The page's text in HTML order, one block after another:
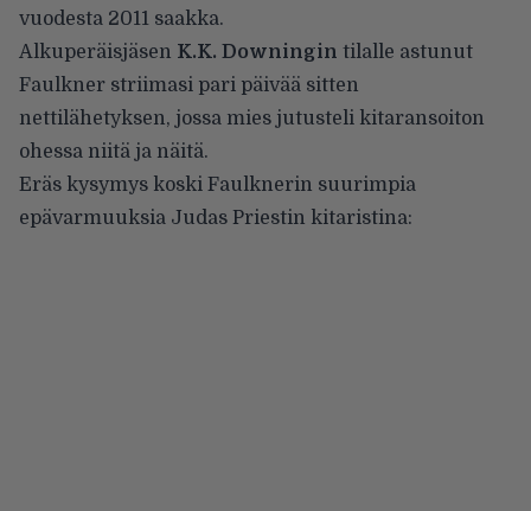
vuodesta 2011 saakka.
Alkuperäisjäsen K.K. Downingin tilalle astunut
Faulkner striimasi pari päivää sitten
nettilähetyksen, jossa mies jutusteli kitaransoiton
ohessa niitä ja näitä.
Eräs kysymys koski Faulknerin suurimpia
epävarmuuksia Judas Priestin kitaristina: